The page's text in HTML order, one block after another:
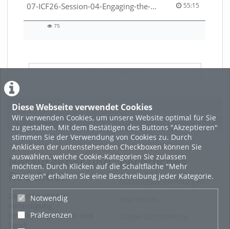
Diese Webseite verwendet Cookies
Wir verwenden Cookies, um unsere Website optimal für Sie
zu gestalten. Mit dem Bestätigen des Buttons "Akzeptieren"
stimmen Sie der Verwendung von Cookies zu. Durch
Anklicken der untenstehenden Checkboxen können Sie
auswählen, welche Cookie-Kategorien Sie zulassen
möchten. Durch Klicken auf die Schaltfläche "Mehr
anzeigen" erhalten Sie eine Beschreibung jeder Kategorie.
Notwendig
Präferenzen
07-ICF26-Session-04-Engaging-the-private-sector-in-humanitarian-contexts-53529531650001791 55:15
55:15 duration
75
Featured
Beliebtheit
Herausgeber und
Redaktion
Departement für
Bevölkerungsschutz und
Rechtliches
Nutzungsbestimmungen